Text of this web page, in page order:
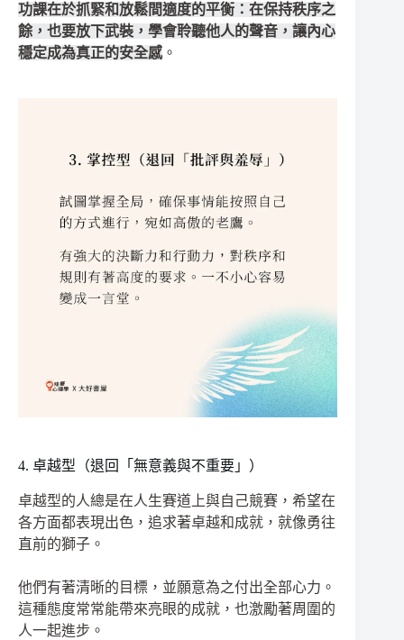
功課在於抓緊和放鬆間適度的平衡：在保持秩序之
餘，也要放下武裝，學會聆聽他人的聲音，讓內心
穩定成為真正的安全感。
4. 卓越型（退回「無意義與不重要」）
卓越型的人總是在人生賽道上與自己競賽，希望在
各方面都表現出色，追求著卓越和成就，就像勇往
直前的獅子。
他們有著清晰的目標，並願意為之付出全部心力。
這種態度常常能帶來亮眼的成就，也激勵著周圍的
人一起進步。